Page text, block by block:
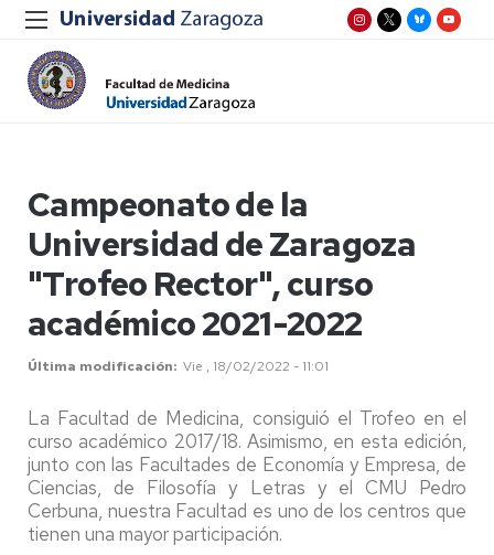
Campeonato de la
Universidad de Zaragoza
"Trofeo Rector", curso
académico 2021-2022
Última modificación Vie , 18/02/2022 - 11:01
La Facultad de Medicina, consiguió el Trofeo en el
curso académico 2017/18. Asimismo, en esta edición,
junto con las Facultades de Economía y Empresa, de
Ciencias, de Filosofía y Letras y el CMU Pedro
Cerbuna, nuestra Facultad es uno de los centros que
tienen una mayor participación.